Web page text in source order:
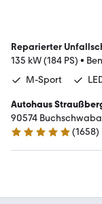
Reparierter
135 kW (184 PS) •
M-Sport
Autohaus
90574
4.9 Sterne
(1658)